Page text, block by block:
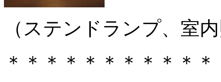
（ステンドランプ、室
＊＊＊＊＊＊＊＊＊＊